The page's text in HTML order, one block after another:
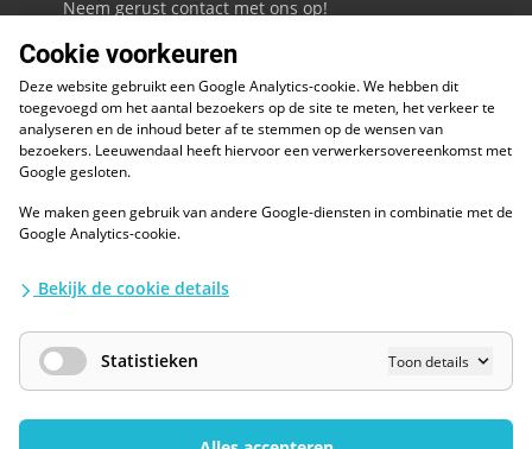
Neem gerust contact met ons op!
088 - 0086800
Volg ons op LinkedIn
ESG
Diversiteit en inclusie
Algemene voorwaarden
Waarborgen privacy en informatiebeveiliging
AI / LLM
Privacybescherming
Cookie voorkeuren
Deze website gebruikt een Google Analytics-cookie. We hebben dit
toegevoegd om het aantal bezoekers op de site te meten, het verkeer te
analyseren en de inhoud beter af te stemmen op de wensen van
bezoekers. Leeuwendaal heeft hiervoor een verwerkersovereenkomst met
Google gesloten.
We maken geen gebruik van andere Google-diensten in combinatie met de
Google Analytics-cookie.
Bekijk de cookie details
Statistieken Toon details